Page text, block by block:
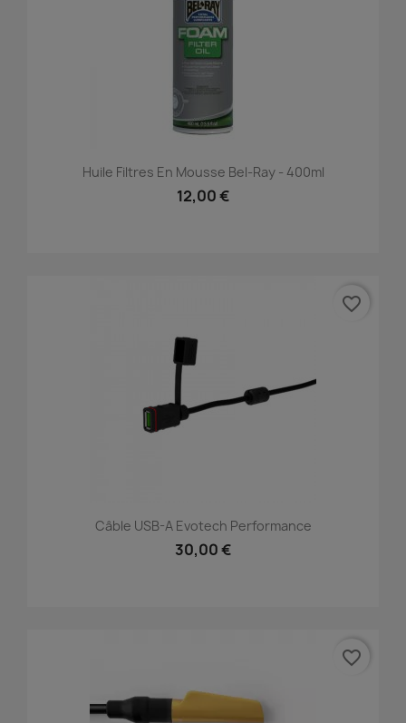
Huile Filtres En Mousse Bel-Ray - 400ml
12,00 €
Câble USB-A Evotech Performance
30,00 €
favorite_border
favorite_border